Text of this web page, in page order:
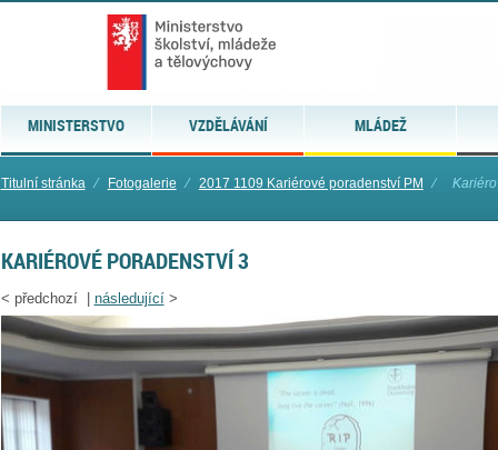
MINISTERSTVO VZDĚLÁVÁNÍ MLÁDEŽ
Titulní stránka ⁄ Fotogalerie ⁄ 2017 1109 Kariérové poradenství PM ⁄
KARIÉROVÉ PORADENSTVÍ 3
< předchozí | následující>